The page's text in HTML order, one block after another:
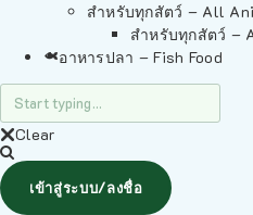
สำหรับทุกสัตว์ – All
สำหรับทุกสัตว์ –
อาหารปลา – Fish Food
Clear
เข้าสู่ระบบ/ลงชื่อ